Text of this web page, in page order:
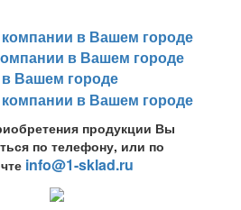
продукции Вы
по телефону, или по
info@1-sklad.ru